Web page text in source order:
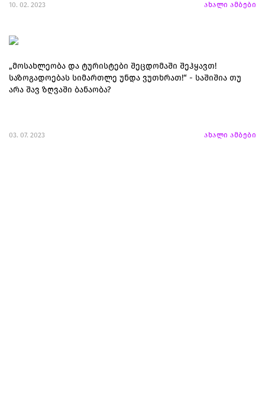
10. 02. 2023 ახალი ამბები
„მოსახლეობა და ტურისტები შეცდომაში შეჰყავთ!
საზოგადოებას სიმართლე უნდა ვუთხრათ!“ - საშიშია თუ
არა შავ ზღვაში ბანაობა?
03. 07. 2023 ახალი ამბები